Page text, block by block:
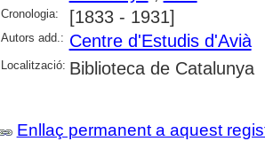
Cronologia: [1833 - 1931]
Autors add.: Centre d'Estudis d'Avià
Localització: Biblioteca de Catalunya
Enllaç permanent a aquest